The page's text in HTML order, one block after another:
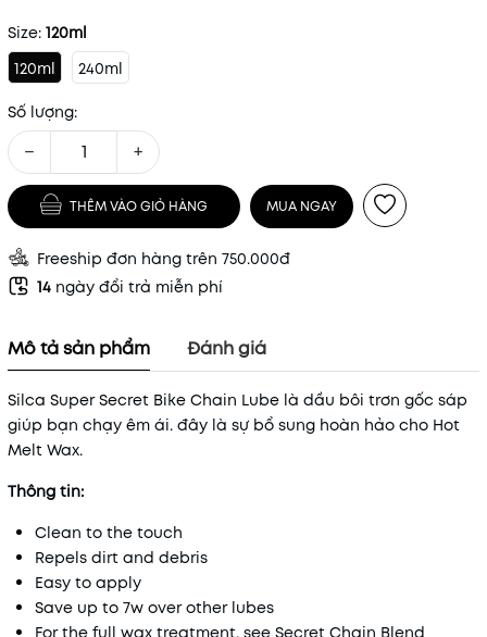
Size: 120ml
120ml
240ml
Số lượng:
− +
THÊM VÀO GIỎ HÀNG MUA NGAY
Freeship đơn hàng trên 750.000đ
14 ngày đổi trả miễn phí
Mô tả sản phẩm Đánh giá
Silca Super Secret Bike Chain Lube là dầu bôi trơn gốc sáp
giúp bạn chạy êm ái. đây là sự bổ sung hoàn hảo cho Hot
Melt Wax.
Thông tin:
Clean to the touch
Repels dirt and debris
Easy to apply
Save up to 7w over other lubes
For the full wax treatment, see Secret Chain Blend